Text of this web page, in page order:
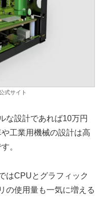
式サイト
な設計であれば10万円
工業用機械の設計は高
。
はCPUとグラフィック
の使用量も一気に増える